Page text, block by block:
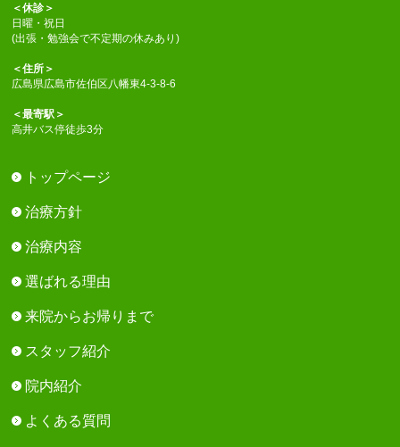
＜休診＞
日曜・祝日
(出張・勉強会で不定期の休みあり)
＜住所＞
広島県広島市佐伯区八幡東4-3-8-6
＜最寄駅＞
高井バス停徒歩3分
トップページ
治療方針
治療内容
選ばれる理由
来院からお帰りまで
スタッフ紹介
院内紹介
よくある質問